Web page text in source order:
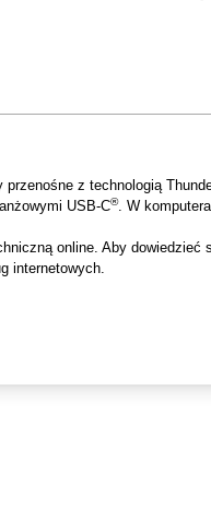
przenośne z technologią
USB-C®. W
online. Aby
internetowych.